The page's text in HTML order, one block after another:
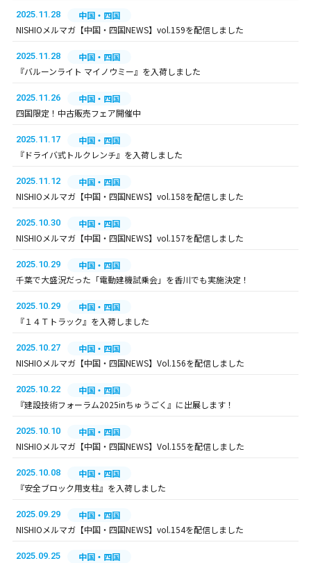
2025.11.28
中国・四国
NISHIOメルマガ【中国・四国NEWS】vol.159を配信しました
2025.11.28
中国・四国
『バルーンライト マイノウミー』を入荷しました
2025.11.26
中国・四国
四国限定！中古販売フェア開催中
2025.11.17
中国・四国
『ドライバ式トルクレンチ』を入荷しました
2025.11.12
中国・四国
NISHIOメルマガ【中国・四国NEWS】vol.158を配信しました
2025.10.30
中国・四国
NISHIOメルマガ【中国・四国NEWS】vol.157を配信しました
2025.10.29
中国・四国
千葉で大盛況だった「電動建機試乗会」を香川でも実施決定！
2025.10.29
中国・四国
『１４Ｔトラック』を入荷しました
2025.10.27
中国・四国
NISHIOメルマガ【中国・四国NEWS】Vol.156を配信しました
2025.10.22
中国・四国
『建設技術フォーラム2025inちゅうごく』に出展します！
2025.10.10
中国・四国
NISHIOメルマガ【中国・四国NEWS】Vol.155を配信しました
2025.10.08
中国・四国
『安全ブロック用支柱』を入荷しました
2025.09.29
中国・四国
NISHIOメルマガ【中国・四国NEWS】vol.154を配信しました
2025.09.25
中国・四国